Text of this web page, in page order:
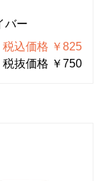
バー
税込価格 ￥825
税抜価格 ￥750